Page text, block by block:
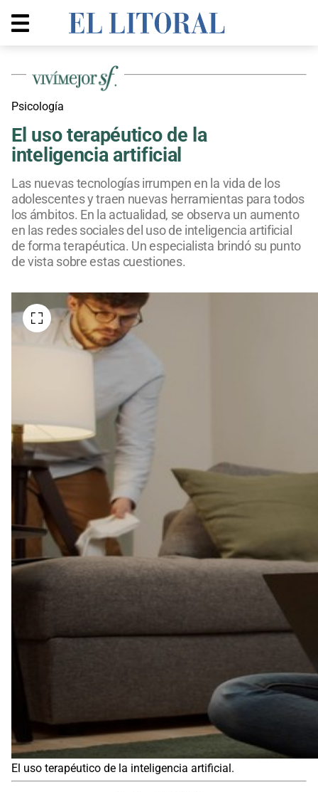
Psicología
El uso terapéutico de la
inteligencia artificial
Las nuevas tecnologías irrumpen en la vida de los
adolescentes y traen nuevas herramientas para todos
los ámbitos. En la actualidad, se observa un aumento
en las redes sociales del uso de inteligencia artificial
de forma terapéutica. Un especialista brindó su punto
de vista sobre estas cuestiones.
El uso terapéutico de la inteligencia artificial.